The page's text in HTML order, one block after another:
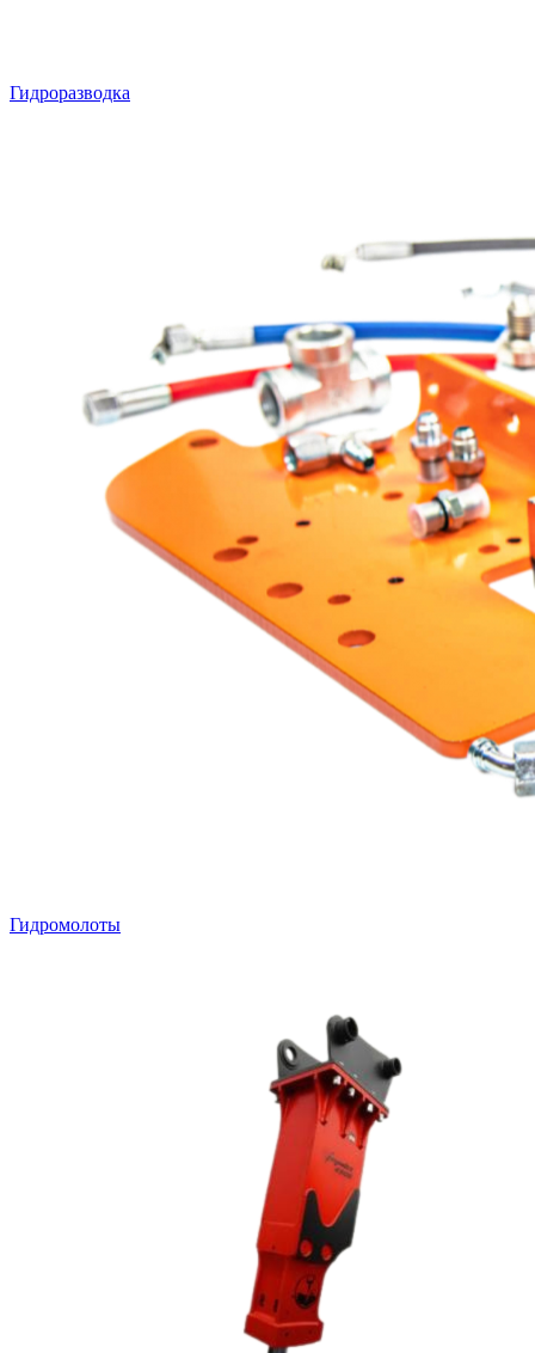
Гидроразводка
Гидромолоты